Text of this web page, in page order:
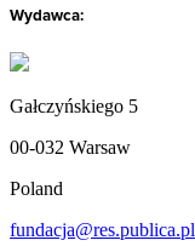
Wydawca:
Gałczyńskiego 5
00-032 Warsaw
Poland
fundacja@res.publica.pl